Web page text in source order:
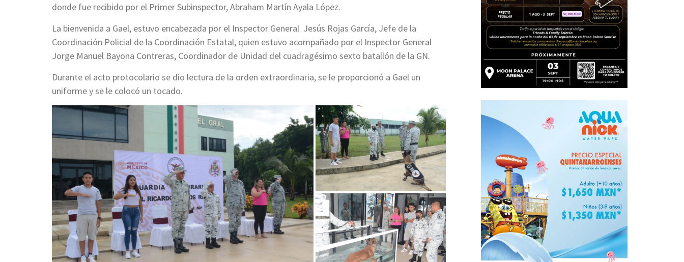
donde fue recibido por el Primer Subinspector, Abraham Martín Ayala López.
La bienvenida a Gael, estuvo encabezada por el Inspector General Jesús Rojas García, Jefe de la
Coordinación Policial de la Coordinación Estatal, quien estuvo acompañado por el Inspector General
Jorge Manuel Bayona Contreras, Coordinador de Unidad del cuadragésimo sexto batallón de la GN.
Durante el acto protocolario se dio lectura de la orden extraordinaria, se le proporcionó a Gael un
uniforme y se le colocó un tocado.